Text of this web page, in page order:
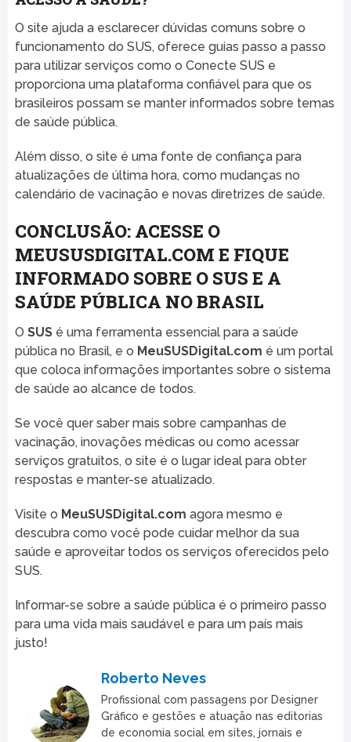
O site ajuda a esclarecer dúvidas comuns sobre o
funcionamento do SUS, oferece guias passo a passo
para utilizar serviços como o Conecte SUS e
proporciona uma plataforma confiável para que os
brasileiros possam se manter informados sobre temas
de saúde pública.
Além disso, o site é uma fonte de confiança para
atualizações de última hora, como mudanças no
calendário de vacinação e novas diretrizes de saúde.
CONCLUSÃO: ACESSE O
MEUSUSDIGITAL.COM E FIQUE
INFORMADO SOBRE O SUS E A
SAÚDE PÚBLICA NO BRASIL
O SUSé uma ferramenta essencial para a saúde
pública no Brasil, e o MeuSUSDigital.com é um portal
que coloca informações importantes sobre o sistema
de saúde ao alcance de todos.
Se você quer saber mais sobre campanhas de
vacinação, inovações médicas ou como acessar
serviços gratuitos, o site é o lugar ideal para obter
respostas e manter-se atualizado.
Visite o MeuSUSDigital.com agora mesmo e
descubra como você pode cuidar melhor da sua
saúde e aproveitar todos os serviços oferecidos pelo
SUS.
Informar-se sobre a saúde pública é o primeiro passo
para uma vida mais saudável e para um país mais
justo!
Roberto Neves
Profissional com passagens por Designer
Gráfico e gestões e atuação nas editorias
de economia social em sites, jornais e